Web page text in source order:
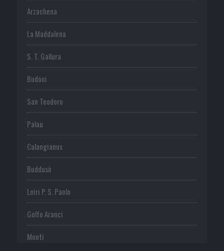
Arzachena
La Maddalena
S. T. Gallura
Budoni
San Teodoro
Palau
Calangianus
Buddusò
Loiri P. S. Paolo
Golfo Aranci
Monti